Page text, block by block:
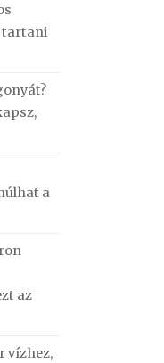
tartani
a
az
vízhez,